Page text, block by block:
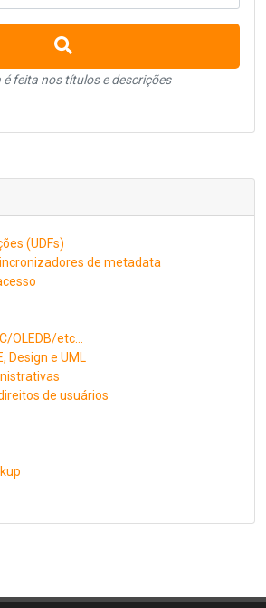
é feita nos títulos e descrições
(UDFs)
de metadata
OLEDB/etc...
Design e UML
de usuários